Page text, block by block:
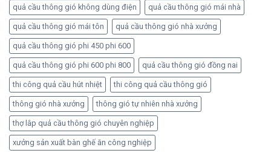
quả cầu thông gió không dùng điện quả cầu thông gió mái nhà
quả cầu thông gió mái tôn quả cầu thông gió nhà xưởng
quả cầu thông gió phi 450 phi 600
quả cầu thông gió phi 600 phi 800 quả cầu thông gió đồng nai
thi công quả cầu hút nhiệt thi công quả cầu thông gió
thông gió nhà xưởng thông gió tự nhiên nhà xưởng
thợ lắp quả cầu thông gió chuyên nghiệp
xưởng sản xuất bàn ghế ăn công nghiệp